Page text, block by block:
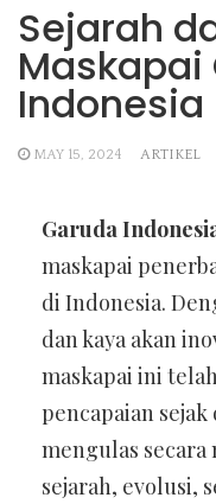
Sejarah
Maskapai
Indonesia
MAY 15, 2024 ARTIKEL
Garuda
maskapai
di Indonesia.
dan kaya akan
maskapai ini
pencapaian
mengulas
sejarah, evolusi,